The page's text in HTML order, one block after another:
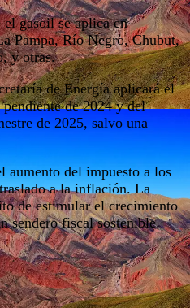
gasoil se aplica en
Pampa, Río Negro, Chubut,
y otras.
de Energía aplicará el
de 2024 y del
de 2025, salvo una
aumento del impuesto a los
a la inflación. La
de estimular el crecimiento
sendero fiscal sostenible.